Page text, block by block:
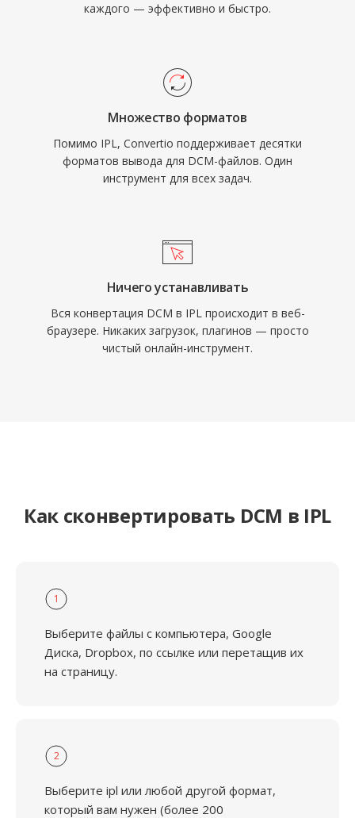
каждого — эффективно и быстро.
Множество форматов
Помимо IPL, Convertio поддерживает десятки
форматов вывода для DCM-файлов. Один
инструмент для всех задач.
Ничего устанавливать
Вся конвертация DCM в IPL происходит в веб-
браузере. Никаких загрузок, плагинов — просто
чистый онлайн-инструмент.
Как сконвертировать DCM в IPL
1
Выберите файлы с компьютера, Google
Диска, Dropbox, по ссылке или перетащив их
на страницу.
2
Выберите ipl или любой другой формат,
который вам нужен (более 200